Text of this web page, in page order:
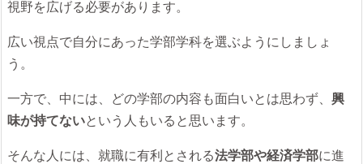
視野を広げる必要があります。
広い視点で自分にあった学部学科を選ぶようにしましょ
う。
一方で、中には、どの学部の内容も面白いとは思わず、 興
味が持てないという人もいると思います。
そんな人には、就職に有利とされる法学部や経済学部に進